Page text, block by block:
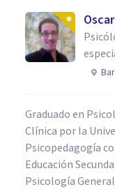
Graduado en
Clínica por la
Psicopedagogía
Educación
Psicología